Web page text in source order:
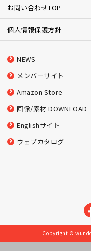
お問い合わせTOP
個人情報保護方針
NEWS
メンバーサイト
Amazon Store
画像/素材 DOWNLOAD
Englishサイト
ウェブカタログ
Copyright ©